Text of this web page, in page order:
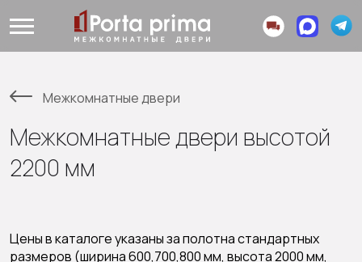
Межкомнатные двери
Межкомнатные двери высотой
2200 мм
Цены в каталоге указаны за полотна стандартных
размеров (ширина 600,700,800 мм, высота 2000 мм,